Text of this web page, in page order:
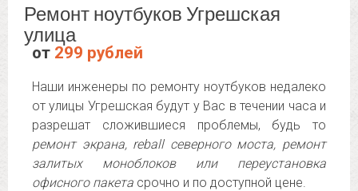
Ремонт ноутбуков Угрешская
улица
от 299 рублей
Наши инженеры по ремонту ноутбуков недалеко
от улицы Угрешская будут у Вас в течении часа и
разрешат сложившиеся проблемы, будь то
ремонт экрана, reball северного моста, ремонт
залитых моноблоков или переустановка
офисного пакета срочно и по доступной цене.